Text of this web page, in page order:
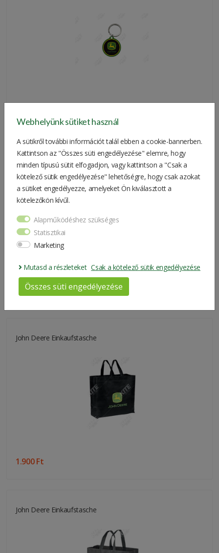
1.800 Ft
John Deere Metallschlüsselanhänger
AUSLAUFPRODUKT
1.900 Ft
John Deere Einkaufstasche
1.900 Ft
John Deere Einkaufstasche
Webhelyünk sütiket használ
A sütikről további információt talál ebben a cookie-bannerben.
Kattintson az "Összes süti engedélyezése" elemre, hogy
minden típusú sütit elfogadjon, vagy kattintson a "Csak a
kötelező sütik engedélyezése" lehetőségre, hogy csak azokat
a sütiket engedélyezze, amelyeket Ön kiválasztott a
kötelezőkön kívűl.
Alapműködéshez szükséges
Statisztikai
Marketing
Mutasd a részleteket Csak a kötelező sütik engedélyezése
Összes süti engedélyezése